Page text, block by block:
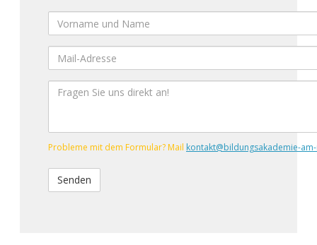
Vorname
Name
Mail-
Ihre
Probleme mit dem Formular? Mail kontakt@bildungsakademie-